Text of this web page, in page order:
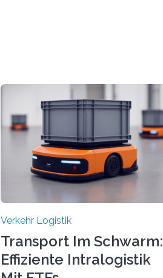
Verkehr Logistik
Transport Im Schwarm:
Effiziente Intralogistik